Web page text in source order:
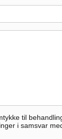
til
i samsvar